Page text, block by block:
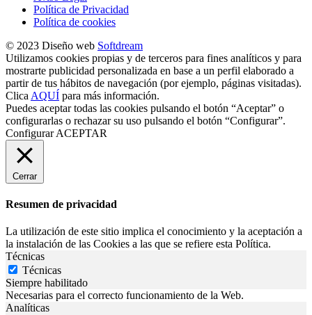
Política de Privacidad
Política de cookies
© 2023 Diseño web Softdream
Utilizamos cookies propias y de terceros para fines analíticos y para
mostrarte publicidad personalizada en base a un perfil elaborado a
partir de tus hábitos de navegación (por ejemplo, páginas visitadas).
Clica AQUÍ para más información.
Puedes aceptar todas las cookies pulsando el botón “Aceptar” o
configurarlas o rechazar su uso pulsando el botón “Configurar”.
Configurar ACEPTAR
Cerrar
Resumen de privacidad
La utilización de este sitio implica el conocimiento y la aceptación a
la instalación de las Cookies a las que se refiere esta Política.
Técnicas
Técnicas
Siempre habilitado
Necesarias para el correcto funcionamiento de la Web.
Analíticas